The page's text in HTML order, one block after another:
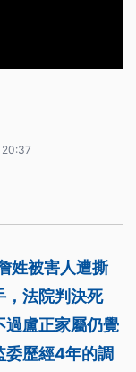
姓被害人遭撕
，法院判決死
盧正家屬仍覺
委歷經4年的調